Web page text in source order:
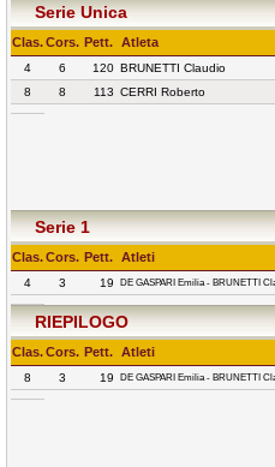
Serie Unica
Clas.Cors. Pett. Atleta
4 6 120 BRUNETTI Claudio
8
8 113 CERRI Roberto
Serie 1
Clas.Cors. Pett. Atleti
4 3 19 DE GASPARI Emilia - BRUNETTI
RIEPILOGO
Clas.Cors. Pett. Atleti
8 3 19 DE GASPARI Emilia - BRUNETTI